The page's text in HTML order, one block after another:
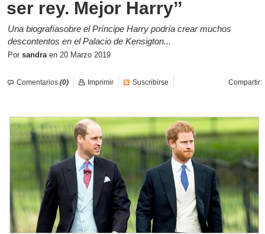
Un día como hoy
Videos
Iniciar sesión Crear cuenta
ser rey. Mejor Harry’’
Una biografíasobre el Príncipe Harry podría crear muchos
descontentos en el Palacio de Kensigton...
Por sandraen 20 Marzo 2019
Comentarios (0) Compartir:
Imprimir Suscribirse